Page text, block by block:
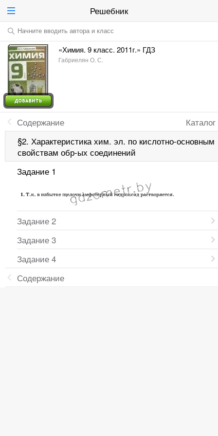
Решебник
Начните вводить автора и класс
«Химия. 9 класс. 2011г.» ГДЗ
Габриелян О. С.
Каталог
Содержание
§2. Характеристика хим. эл. по кислотно-основным
свойствам обр-ых соединений
Задание 1
Задание 2
Задание 3
Задание 4
Содержание